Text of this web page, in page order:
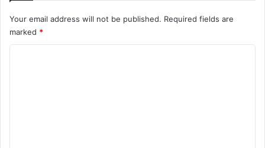
Your email address will not be published. Required fields are
marked *